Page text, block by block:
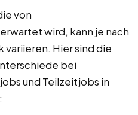
von
wird, kann je nach
Hier sind die
bei
und Teilzeitjobs in